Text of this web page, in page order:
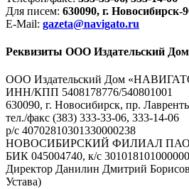
Для писем: 630090, г. Новосибирск-
E-Mail: gazeta@navigato.ru
Реквизиты ООО Издательский Дом
ООО Издательский Дом
ИНН/КПП 5408178776/540801001
630090, г. Новосибирск, пр.
тел./факс (383) 333-33-06, 333-14-06
р/с 40702810301330000238
НОВОСИБИРСКИЙ ФИЛИАЛ ПАО
БИК 045004740, к/с
Директор Данилин Дмитрий
Устава)